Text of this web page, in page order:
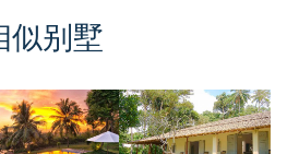
评价 Oct 10 2017
我选择入住在黄金的中心地
Street别墅。别墅虽然处于黄
拥有着独立密闭的空间，很
似别墅